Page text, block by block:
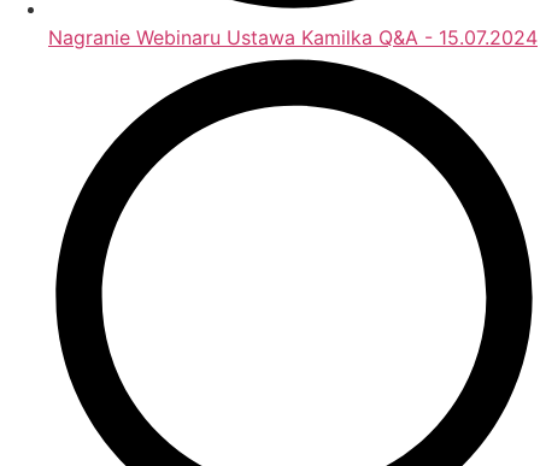
Nagranie Webinaru Ustawa Kamilka Q&A - 15.07.2024